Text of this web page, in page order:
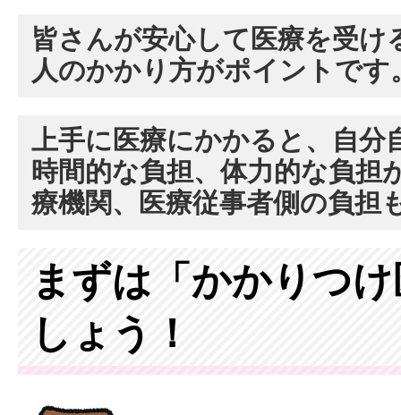
皆さんが安心して医療を受け
人のかかり方がポイントです
上手に医療にかかると、自分
時間的な負担、体力的な負担
療機関、医療従事者側の負担
まずは「かかりつ
しょう！